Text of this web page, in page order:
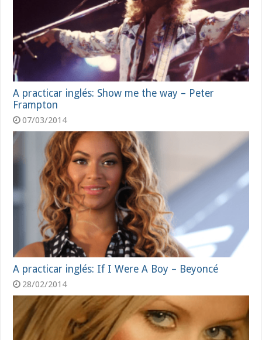
A practicar inglés: Show me the way – Peter
Frampton
07/03/2014
A practicar inglés: If I Were A Boy – Beyoncé
28/02/2014